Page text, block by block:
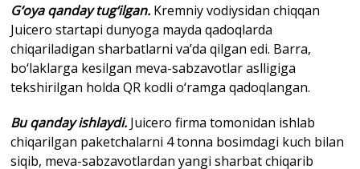
G‘oya qanday tug‘ilgan. Kremniy vodiysidan chiqqan
Juicero startapi dunyoga mayda qadoqlarda
chiqariladigan sharbatlarni va’da qilgan edi. Barra,
bo‘laklarga kesilgan meva-sabzavotlar aslligiga
tekshirilgan holda QR kodli o‘ramga qadoqlangan.
Bu qanday ishlaydi. Juicero firma tomonidan ishlab
chiqarilgan paketchalarni 4 tonna bosimdagi kuch bilan
siqib, meva-sabzavotlardan yangi sharbat chiqarib